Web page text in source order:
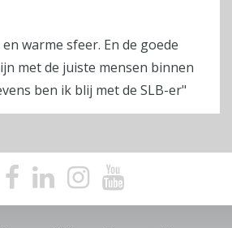
warme sfeer. En de goede
met de juiste mensen binnen
ben ik blij met de SLB-er"